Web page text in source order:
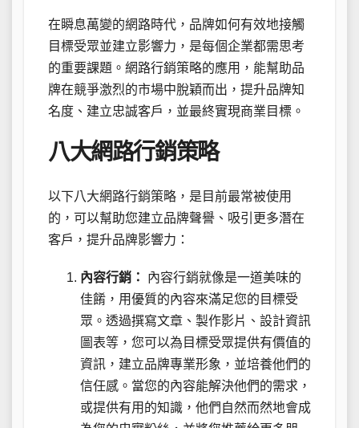
在瞬息萬變的網路時代，品牌如何有效地接觸
目標受眾並建立影響力，是每個企業都需思考
的重要課題。網路行銷策略的應用，能幫助品
牌在競爭激烈的市場中脫穎而出，提升品牌知
名度、建立忠誠客戶，並最終實現商業目標。
八大網路行銷策略
以下八大網路行銷策略，是目前最常被使用
的，可以幫助您建立品牌聲譽、吸引更多潛在
客戶，提升品牌影響力：
內容行銷：
內容行銷就像是一道美味的
佳餚，用優質的內容來滿足您的目標受
眾。透過撰寫文章、製作影片、設計資訊
圖表等，您可以為目標受眾提供有價值的
資訊，建立品牌專業形象，並培養他們的
信任感。當您的內容能解決他們的需求，
或提供有用的知識，他們自然而然地會成